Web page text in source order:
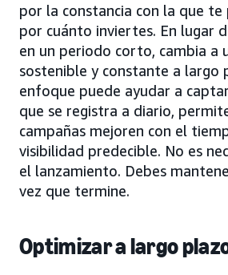
por la constancia con la que te
por cuánto inviertes. En lugar
en un periodo corto, cambia a
sostenible y constante a largo
enfoque puede ayudar a
que se registra a diario,
campañas mejoren con el
visibilidad predecible. No es
el lanzamiento. Debes
vez que termine.
Optimizar a largo